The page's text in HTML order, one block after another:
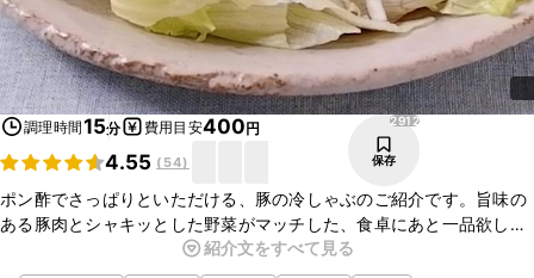
調理時間15分 費用目安400円
4.55 ( 54)
2912
保存
ポン酢でさっぱりといただける、豚の冷しゃぶのご紹介です。旨味の
ある豚肉とシャキッとした野菜がマッチした、食卓にあと一品欲しい
時にもおすすめな一品です。お好みの野菜を加えてアレンジしてもお
いしいですよ。簡単に作ることができるので、ぜひお試しください
紹介文をすべて見る